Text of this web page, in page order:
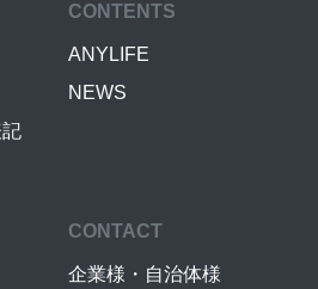
CONTENTS
ANYLIFE
NEWS
CONTACT
企業様・自治体様